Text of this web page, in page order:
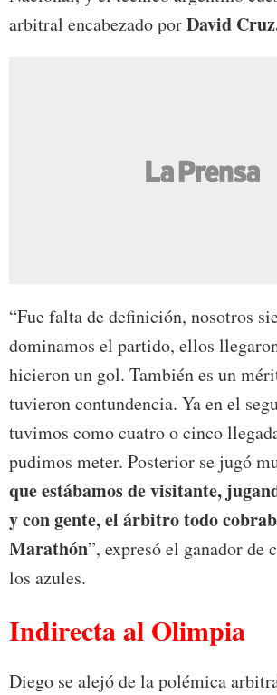
arbitral encabezado porDavid
“Fue falta de definición, nosotros
dominamos el partido, ellos
hicieron un gol. También es un
tuvieron contundencia. Ya en el
tuvimos como cuatro o cinco
pudimos meter. Posterior se jugó
que estábamos de visitante,
y con gente, el árbitro todo
Marathón”, expresó el ganador de
los azules.
Indirecta al Olimpia
Diego se alejó de la polémica